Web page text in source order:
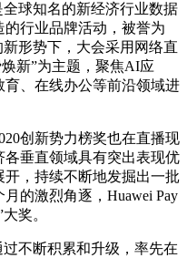
球知名的新经济行业数据
行业品牌活动，被誉为
形势下，大会采用网络直
新”为主题，聚焦AI应
、在线办公等前沿领域进
创新势力榜奖也在直播现
垂直领域具有突出表现优
，持续不断地发掘出一批
的激烈角逐，Huawei Pay
奖。
不断积累和升级，率先在